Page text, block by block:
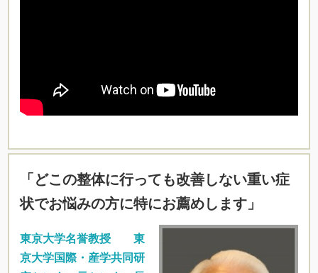
「どこの整体に行っても改善しない重い症
状でお悩みの方に特にお薦めします」
東京大学名誉教授 東
京大学国際・産学共同研